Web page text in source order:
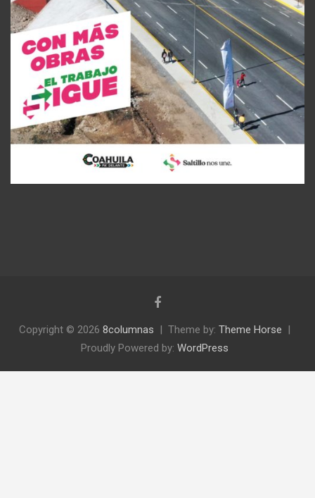
Copyright © 2026 8columnas Theme by: Theme Horse
Proudly Powered by: WordPress